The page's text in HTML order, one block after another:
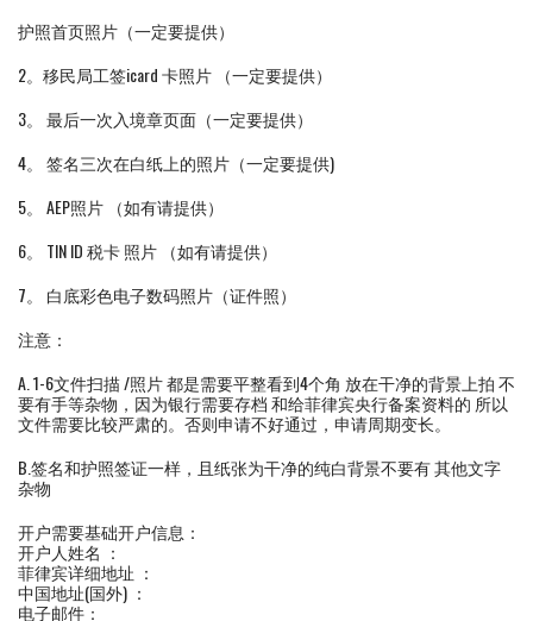
护照首页照片（一定要提供）
2。移民局工签icard 卡照片 （一定要提供）
3。 最后一次入境章页面（一定要提供）
4。 签名三次在白纸上的照片（一定要提供)
5。 AEP照片 （如有请提供）
6。 TIN ID 税卡 照片 （如有请提供）
7。 白底彩色电子数码照片（证件照）
注意：
A. 1-6文件扫描 /照片 都是需要平整看到4个角 放在干净的背景上拍 不
要有手等杂物，因为银行需要存档 和给菲律宾央行备案资料的 所以
文件需要比较严肃的。否则申请不好通过，申请周期变长。
B.签名和护照签证一样，且纸张为干净的纯白背景不要有 其他文字
杂物
开户需要基础开户信息：
开户人姓名 ：
菲律宾详细地址 ：
中国地址(国外) ：
电子邮件：